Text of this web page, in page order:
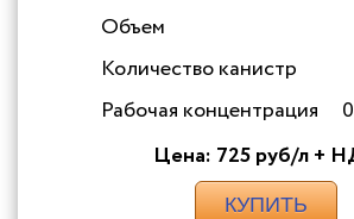
Объем
Количество канистр
Рабочая концентрация
Цена: 725 руб/л +
КУПИТЬ